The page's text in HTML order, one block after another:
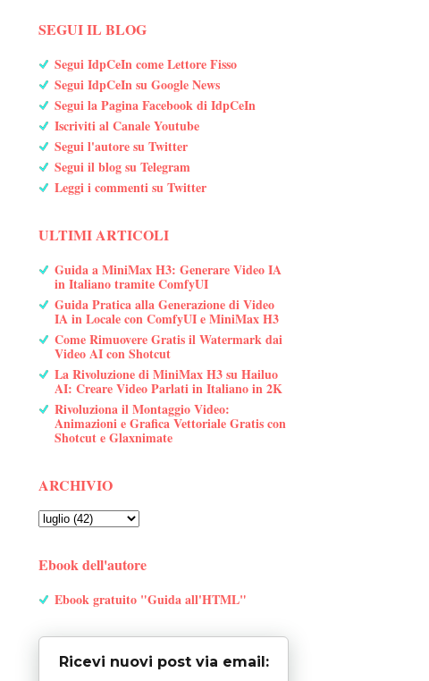
SEGUI IL BLOG
Segui IdpCeIn come Lettore Fisso
Segui IdpCeIn su Google News
Segui la Pagina Facebook di IdpCeIn
Iscriviti al Canale Youtube
Segui l'autore su Twitter
Segui il blog su Telegram
Leggi i commenti su Twitter
ULTIMI ARTICOLI
Guida a MiniMax H3: Generare Video IA
in Italiano tramite ComfyUI
Guida Pratica alla Generazione di Video
IA in Locale con ComfyUI e MiniMax H3
Come Rimuovere Gratis il Watermark dai
Video AI con Shotcut
La Rivoluzione di MiniMax H3 su Hailuo
AI: Creare Video Parlati in Italiano in 2K
Rivoluziona il Montaggio Video:
Animazioni e Grafica Vettoriale Gratis con
Shotcut e Glaxnimate
ARCHIVIO
Ebook dell'autore
Ebook gratuito "Guida all'HTML"
Ricevi nuovi post via email: